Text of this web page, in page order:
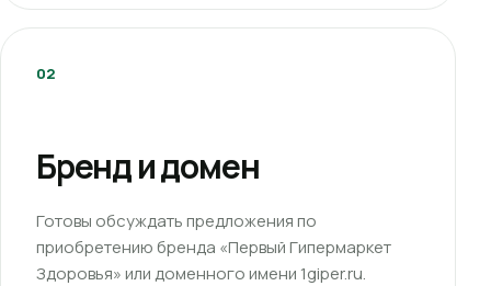
02
Бренд и домен
Готовы обсуждать предложения по
приобретению бренда «Первый Гипермаркет
Здоровья» или доменного имени 1giper.ru.